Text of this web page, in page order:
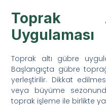
Toprak
Uygulaması
Toprak altı gübre
Başlangıçta gübre
yerleştirilir. Dikkat
veya büyüme
toprak işleme ile birlikte